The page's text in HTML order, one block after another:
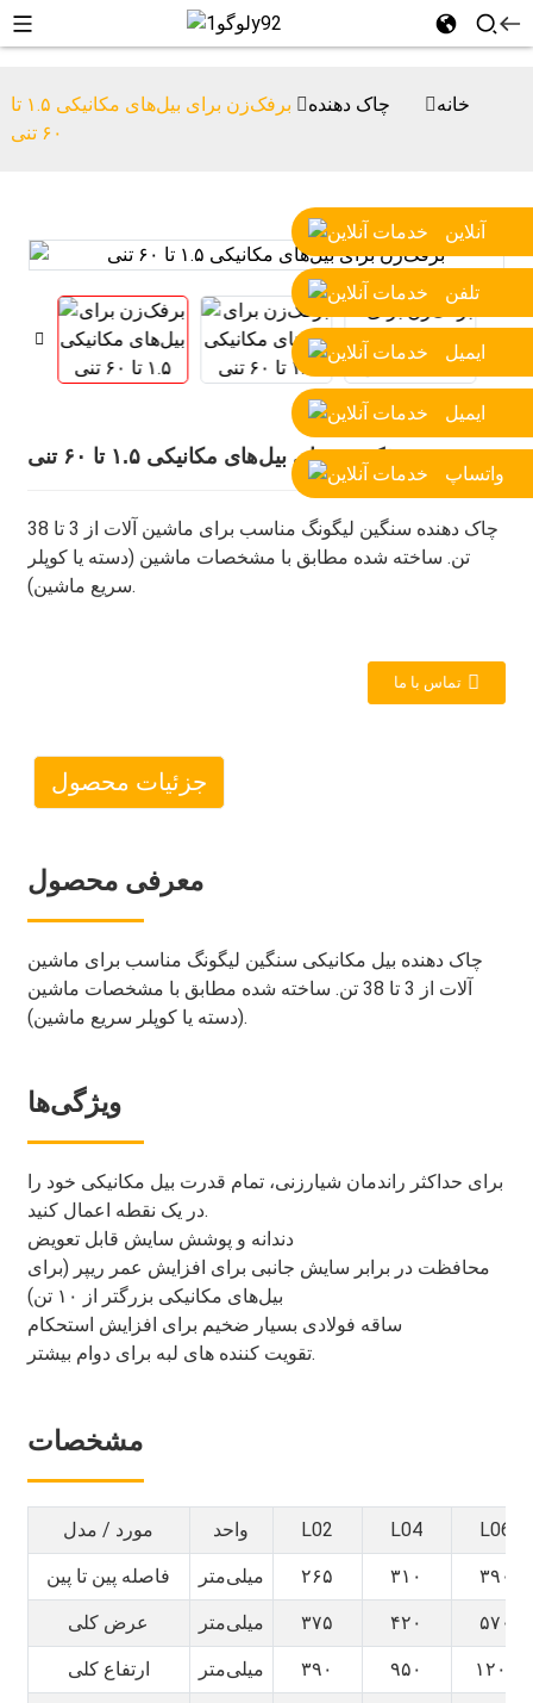
آنلاین
تلفن
ایمیل
ایمیل
واتساپ
خانه چاک دهنده
برفک‌زن برای بیل‌های مکانیکی ۱.۵ تا
۶۰ تنی
برفک‌زن برای بیل‌های مکانیکی ۱.۵ تا ۶۰ تنی
چاک دهنده سنگین لیگونگ مناسب برای ماشین آلات از 3 تا 38
تن. ساخته شده مطابق با مشخصات ماشین (دسته یا کوپلر
سریع ماشین).
تماس با ما
جزئیات محصول
معرفی محصول
چاک دهنده بیل مکانیکی سنگین لیگونگ مناسب برای ماشین
آلات از 3 تا 38 تن. ساخته شده مطابق با مشخصات ماشین
(دسته یا کوپلر سریع ماشین).
ویژگی‌ها
برای حداکثر راندمان شیارزنی، تمام قدرت بیل مکانیکی خود را
در یک نقطه اعمال کنید.
دندانه و پوشش سایش قابل تعویض
محافظت در برابر سایش جانبی برای افزایش عمر ریپر (برای
بیل‌های مکانیکی بزرگتر از ۱۰ تن)
ساقه فولادی بسیار ضخیم برای افزایش استحکام
تقویت کننده های لبه برای دوام بیشتر.
مشخصات
مورد / مدل واحد L02 L04 L06
فاصله پین ​​تا پین میلی‌متر ۲۶۵ ۳۱۰ ۳۹۰
عرض کلی میلی‌متر ۳۷۵ ۴۲۰ ۵۷۰
ارتفاع کلی میلی‌متر ۳۹۰ ۹۵۰ ۱۲۰۰